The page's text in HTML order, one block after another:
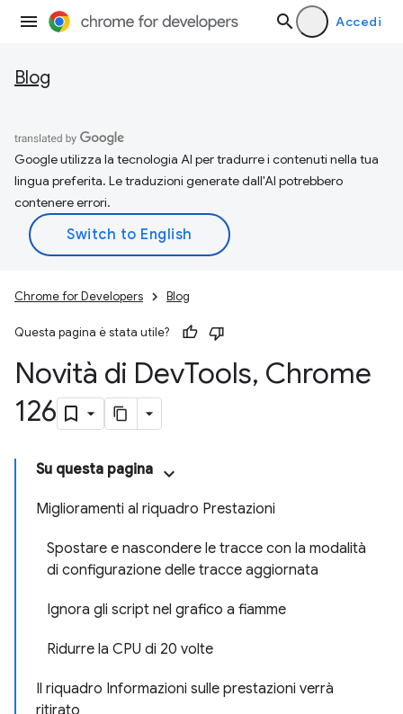
Accedi
Blog
Google utilizza la tecnologia AI per tradurre i contenuti nella tua
lingua preferita. Le traduzioni generate dall'AI potrebbero
contenere errori.
Chrome for Developers Blog
Questa pagina è stata utile?
Novità di DevTools, Chrome
126
Su questa pagina
Miglioramenti al riquadro Prestazioni
Spostare e nascondere le tracce con la modalità
di configurazione delle tracce aggiornata
Ignora gli script nel grafico a fiamme
Ridurre la CPU di 20 volte
Il riquadro Informazioni sulle prestazioni verrà
ritirato